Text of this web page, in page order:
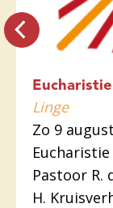
Eucharistie
Linge
Zo 9
Eucharistie
Pastoor R.
H.